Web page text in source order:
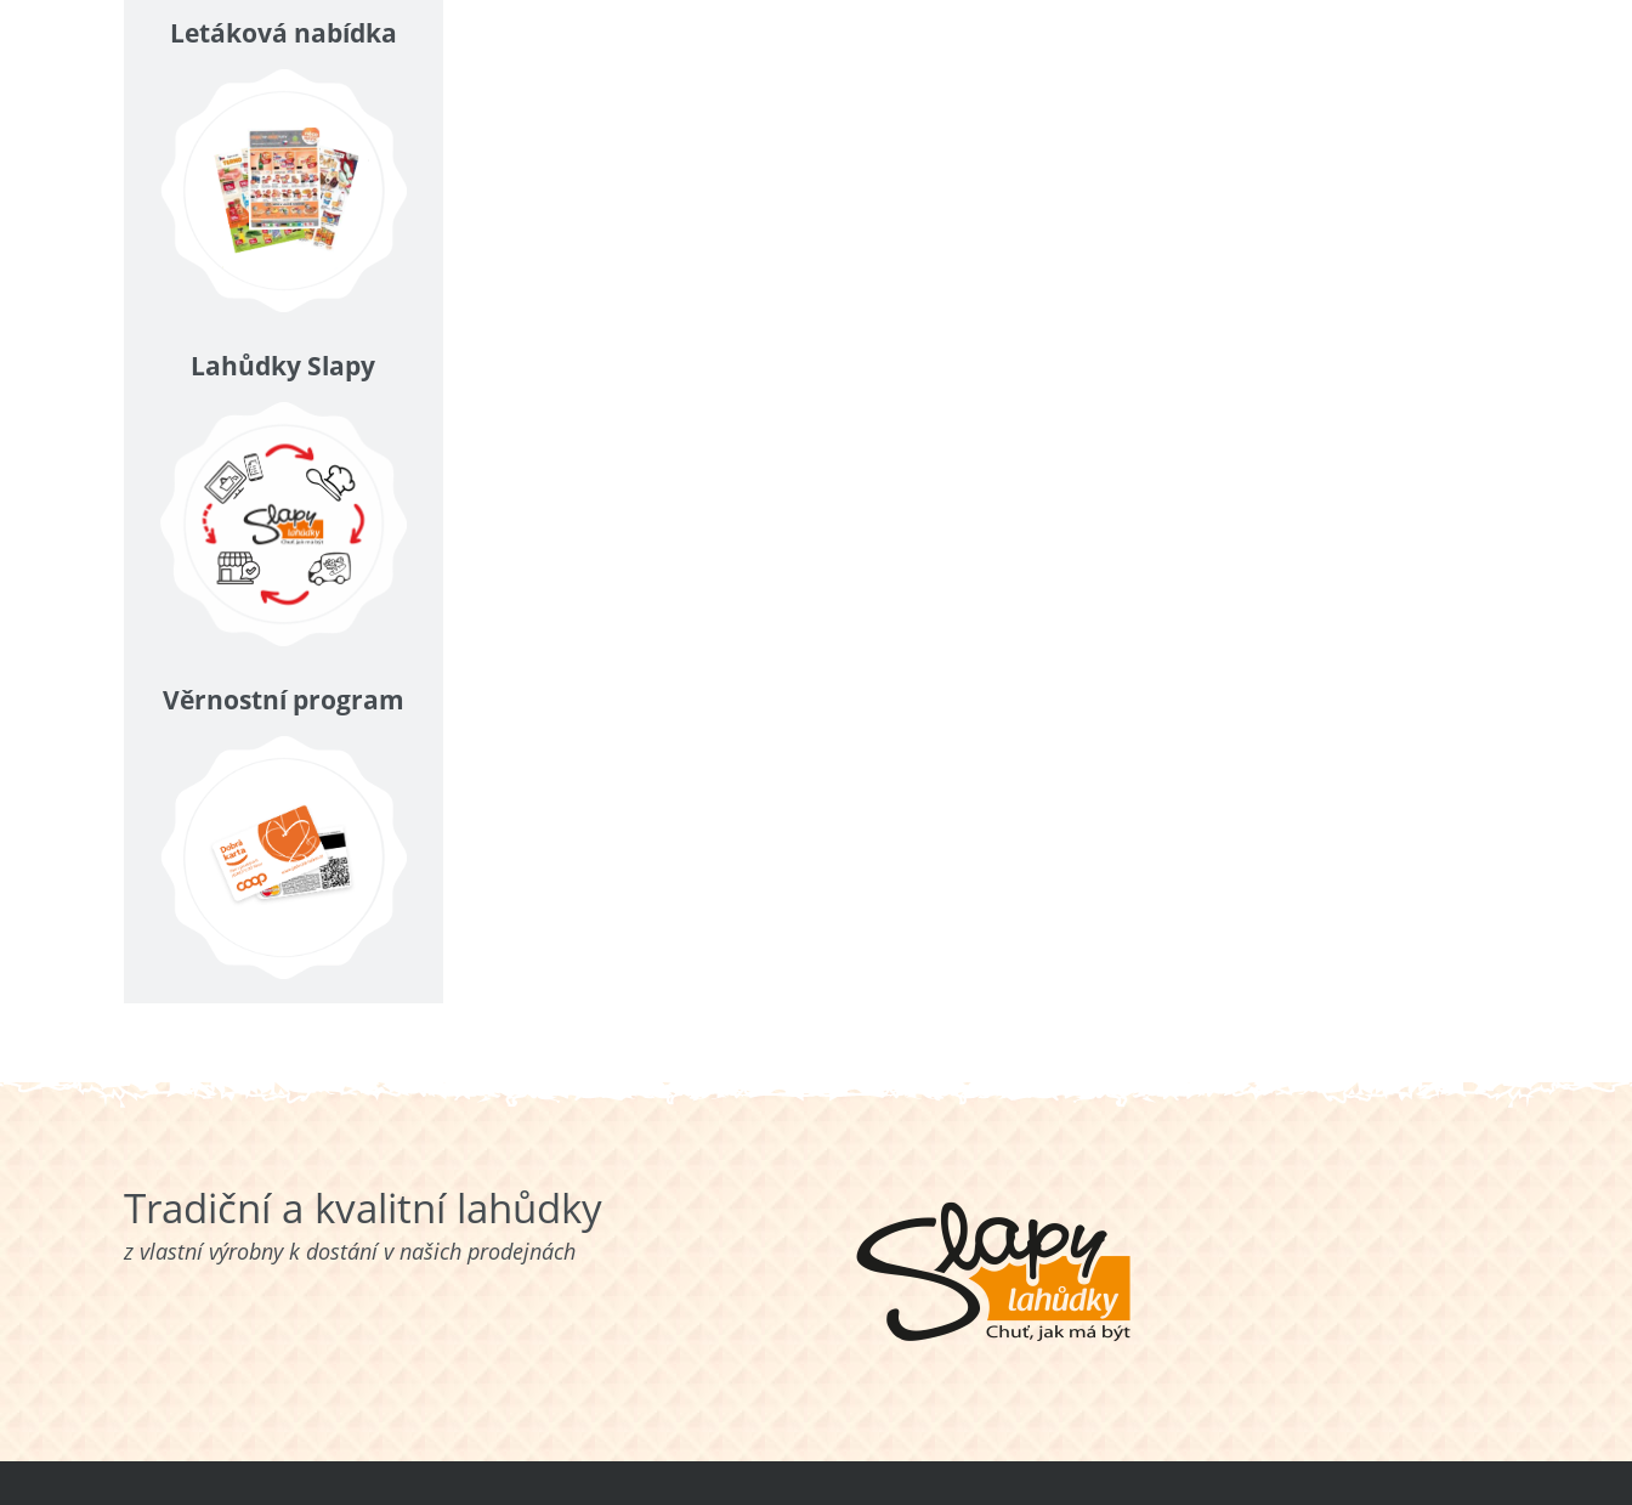
Letáková nabídka
Lahůdky Slapy
Věrnostní program
Tradiční a kvalitní lahůdky
z vlastní výrobny k dostání v našich prodejnách